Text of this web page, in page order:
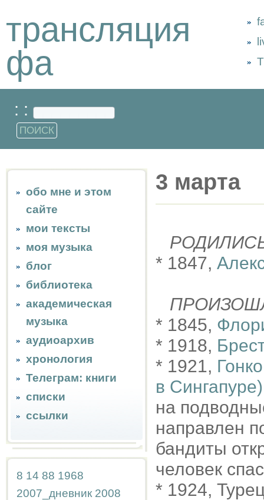
трансляция
фа
: :
обо мне и этом
сайте
мои тексты
моя музыка
блог
библиотека
академическая
музыка
аудиоархив
хронология
Телеграм: книги
списки
ссылки
8 14 88 1968
2007_дневник 2008
3 марта
* 1847,
* 1845,
* 1918,
* 1921,
в
на
направлен
бандиты
человек
* 1924,